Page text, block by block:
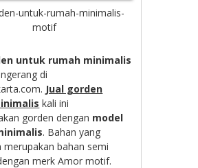
untuk-rumah-minimalis-
motif
untuk rumah minimalis
di
Jual gorden
kali ini
gorden dengan model
. Bahan yang
merupakan bahan semi
merk Amor motif.